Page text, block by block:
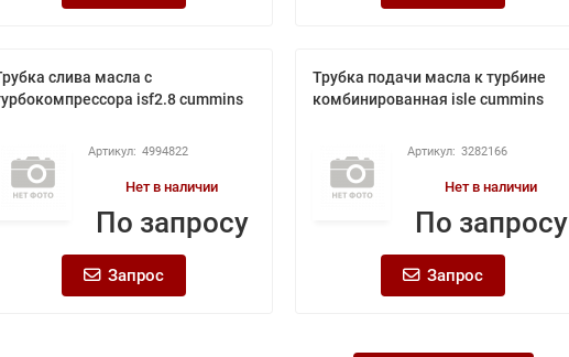
слива масла с
isf2.8 cummins
4994822
Нет в наличии
По запросу
Запрос
Трубка подачи масла к турбине
комбинированная isle cummins
3282166
Нет в наличии
По запросу
Запрос